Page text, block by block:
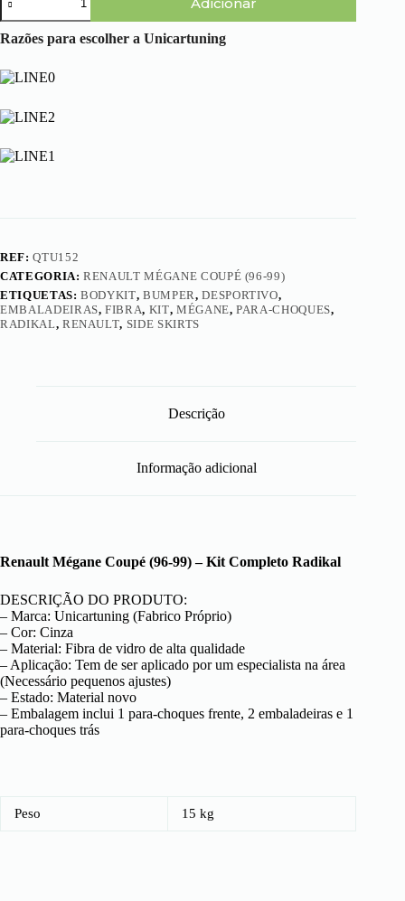
de
Renault
Mégane
(96-
99)
Kit
Radikal
Adicionar
Razões para escolher a Unicartuning
REF:QTU152
CATEGORIA:RENAULT MÉGANE COUPÉ (96-99)
ETIQUETAS:BODYKIT,BUMPER,DESPORTIVO,
EMBALADEIRAS,FIBRA, KIT, MÉGANE,PARA-CHOQUES,
RADIKAL, RENAULT, SIDE SKIRTS
Descrição
Informação adicional
Renault Mégane Coupé (96-99) – Kit Completo Radikal
DESCRIÇÃO DO PRODUTO:
– Marca: Unicartuning (Fabrico Próprio)
– Cor: Cinza
– Material: Fibra de vidro de alta qualidade
– Aplicação: Tem de ser aplicado por um especialista na área
(Necessário pequenos ajustes)
– Estado: Material novo
– Embalagem inclui 1 para-choques frente, 2 embaladeiras e 1
para-choques trás
Peso 15 kg